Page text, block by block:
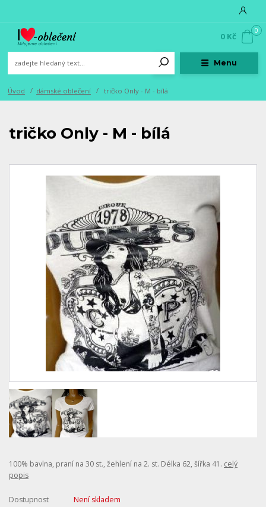
Menu
0
0 Kč
Úvod dámské oblečení tričko Only - M - bílá
tričko Only - M - bílá
100% bavlna, praní na 30 st., žehlení na 2. st. Délka 62, šířka 41. celý
popis
Dostupnost Není skladem